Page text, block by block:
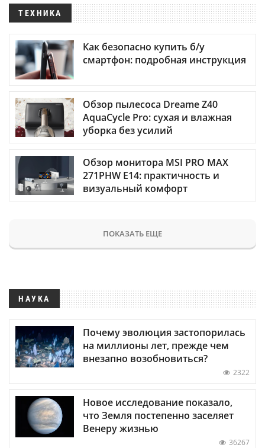
ТЕХНИКА
Как безопасно купить б/у
смартфон: подробная инструкция
Обзор пылесоса Dreame Z40
AquaCycle Pro: сухая и влажная
уборка без усилий
Обзор монитора MSI PRO MAX
271PHW E14: практичность и
визуальный комфорт
ПОКАЗАТЬ ЕЩЕ
НАУКА
Почему эволюция застопорилась
на миллионы лет, прежде чем
внезапно возобновиться?
2322
Новое исследование показало,
что Земля постепенно заселяет
Венеру жизнью
36267